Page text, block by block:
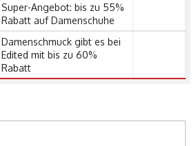
Super-Angebot: bis zu 55%
Rabatt auf Damenschuhe
Damenschmuck gibt es bei
Edited mit bis zu 60%
Rabatt